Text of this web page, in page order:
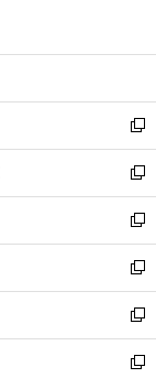
開
ン
ウ
で
開
く
ウ
ン
ド
ウ
で
開
く
新
し
い
ウ
ィ
ン
ド
ウ
で
開
く
新
し
い
ウ
ィ
ン
ド
ウ
で
新
し
い
ウ
ィ
ン
ド
新
し
い
ウ
ィ
新
し
い
新